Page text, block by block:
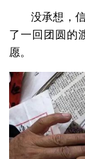
没承想，
了一回团圆的
愿。